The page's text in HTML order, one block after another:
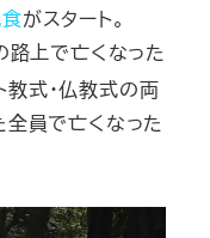
がスタート。
上で亡くなった
教式・仏教式の両
全員で亡くなった